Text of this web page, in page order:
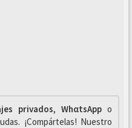
privados, WhαtsAppo
¡Compártelas! Nuestro